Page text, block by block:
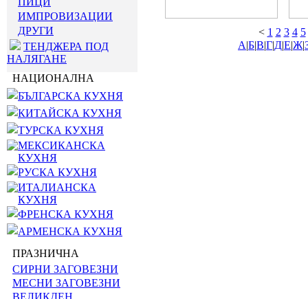
ИМПРОВИЗАЦИИ
ДРУГИ
ТЕНДЖЕРА ПОД
НАЛЯГАНЕ
НАЦИОНАЛНА
БЪЛГАРСКА КУХНЯ
КИТАЙСКА КУХНЯ
ТУРСКА КУХНЯ
МЕКСИКАНСКА
КУХНЯ
РУСКА КУХНЯ
ИТАЛИАНСКА
КУХНЯ
ФРЕНСКА КУХНЯ
АРМЕНСКА КУХНЯ
ПРАЗНИЧНА
СИРНИ ЗАГОВЕЗНИ
МЕСНИ ЗАГОВЕЗНИ
ВЕЛИКДЕН
< 1 2 3 4 5
А|Б|В|Г|Д|Е|Ж|